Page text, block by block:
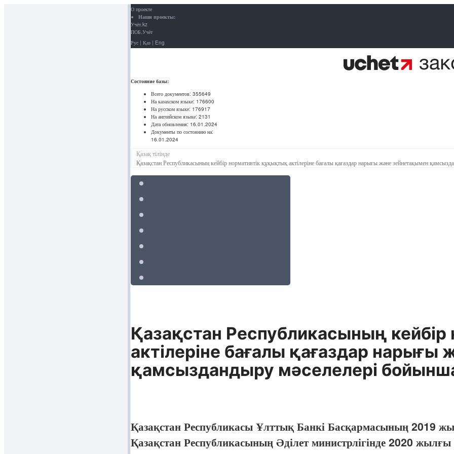
О проекте
Наши проекты:
Учёт.kz
ПОБ.Учёт
Рус | Қаз | Eng
Состояние базы:
Всего документов: 355649
На казахском языке: 176600
На русском языке: 176917
На английском языке: 2131
Дата обновления: 16.01.2024
Документы по состоянию на:
16.01.2024
Қазақ тілінде
Қазақстан Республикасының кейбір нормативтік құқықтық актілеріне бағалы қағаздар нарығы және зейнетақымен
Қазақстан Республикасының
актілеріне бағалы қағаздар
қамсыздандыру мәселелері бойынша
Қазақстан Республикасы Ұлттық Банкі Басқармасының 2019
Қазақстан Республикасының Әділет министрлігінде 2020